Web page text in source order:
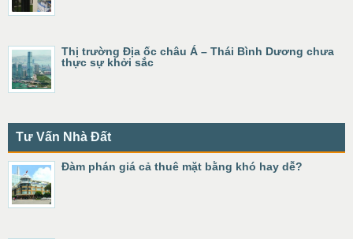
Thị trường Địa ốc châu Á – Thái Bình Dương chưa
thực sự khởi sắc
Tư Vấn Nhà Đất
Đàm phán giá cả thuê mặt bằng khó hay dễ?